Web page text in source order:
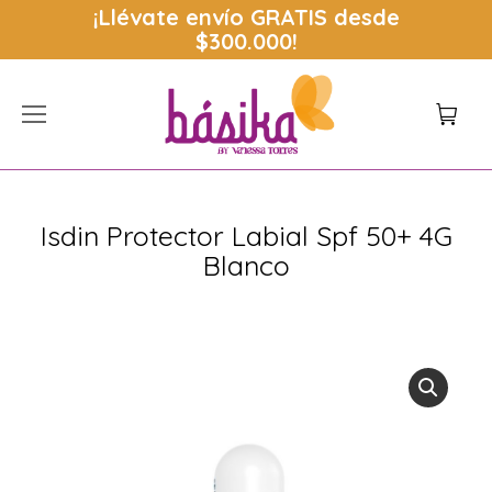
¡Llévate envío GRATIS desde
$300.000!
Isdin Protector Labial Spf 50+ 4G
Blanco